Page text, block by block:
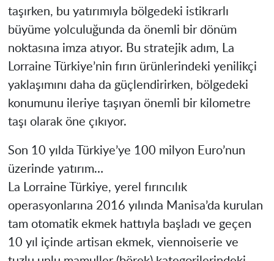
taşırken, bu yatırımıyla bölgedeki istikrarlı
büyüme yolculuğunda da önemli bir dönüm
noktasına imza atıyor. Bu stratejik adım, La
Lorraine Türkiye’nin fırın ürünlerindeki yenilikçi
yaklaşımını daha da güçlendirirken, bölgedeki
konumunu ileriye taşıyan önemli bir kilometre
taşı olarak öne çıkıyor.
Son 10 yılda Türkiye’ye 100 milyon Euro’nun
üzerinde yatırım…
La Lorraine Türkiye, yerel fırıncılık
operasyonlarına 2016 yılında Manisa’da kurulan
tam otomatik ekmek hattıyla başladı ve geçen
10 yıl içinde artisan ekmek, viennoiserie ve